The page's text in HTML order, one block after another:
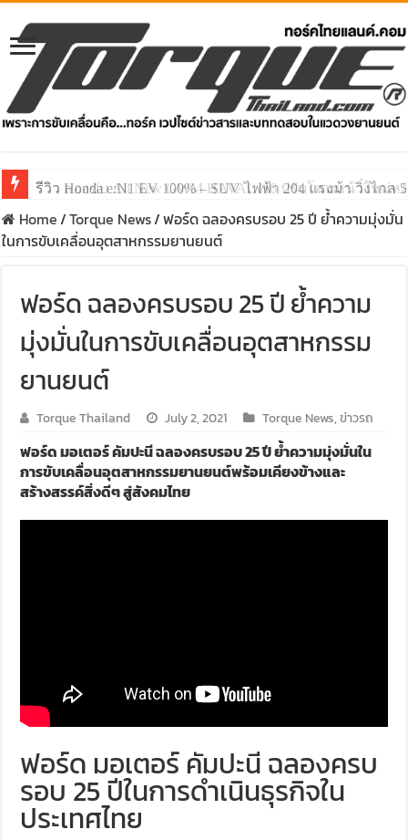
รีวิว ลองขับ All New GWM HAVAL H6 ปรับโฉมหน้าใหม่
Home/Torque News/ฟอร์ด ฉลองครบรอบ 25 ปี ย้ำความมุ่งมั่น
ในการขับเคลื่อนอุตสาหกรรมยานยนต์
ฟอร์ด ฉลองครบรอบ 25 ปี ย้ำความ
มุ่งมั่นในการขับเคลื่อนอุตสาหกรรม
ยานยนต์
Torque Thailand July 2, 2021 Torque News,ข่าวรถ
ฟอร์ด มอเตอร์ คัมปะนี ฉลองครบรอบ 25 ปี ย้ำความมุ่งมั่นใน
การขับเคลื่อนอุตสาหกรรมยานยนต์พร้อมเคียงข้างและ
สร้างสรรค์สิ่งดีๆ สู่สังคมไทย
ฟอร์ด มอเตอร์ คัมปะนี ฉลองครบ
รอบ 25 ปีในการดำเนินธุรกิจใน
ประเทศไทย